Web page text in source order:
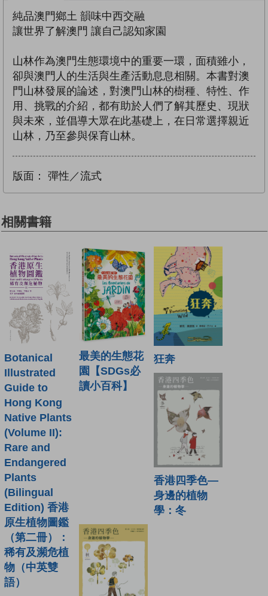
純品澳門鄉土 韻味中西交融
讓世界了解澳門 讓自己認知家園
山林作為澳門生態環境中的重要一環，面積雖小，
卻與澳門人的生活與生產活動息息相關。本書對澳
門山林發展的論述，對澳門山林的樹種、特性、作
用、挑戰的介紹，都有助於人們了解其歷史、現狀
與未來，並倡導大眾在此基礎上，在日常選擇親近
山林，乃至參與保育山林。
版面： 彈性／流式
相關書籍
Botanical
Illustrated
Guide to
Hong Kong
Native Plants
(Volume II):
Rare and
Endangered
Plants
(Bilingual
Edition) 香港
原生植物圖鑑
（第二冊）：
稀有及瀕危植
物（中英雙
語）
最美的生態花
園【SDGs必
讀小百科】
狂奔
香港四季色—
身邊的植物
學：冬